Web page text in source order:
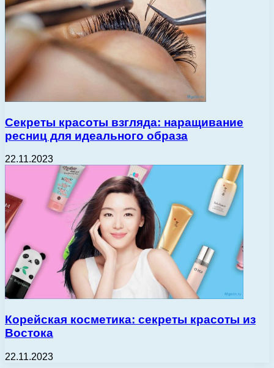
Секреты красоты взгляда: наращивание
ресниц для идеального образа
22.11.2023
Корейская косметика: секреты красоты из
Востока
22.11.2023